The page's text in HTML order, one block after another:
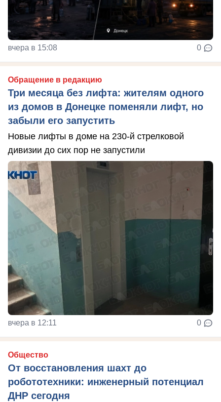
вчера в 15:08 0
Обращение в редакцию
Три месяца без лифта: жителям одного
из домов в Донецке поменяли лифт, но
забыли его запустить
Новые лифты в доме на 230-й стрелковой
дивизии до сих пор не запустили
вчера в 12:11 0
Общество
От восстановления шахт до
робототехники: инженерный потенциал
ДНР сегодня